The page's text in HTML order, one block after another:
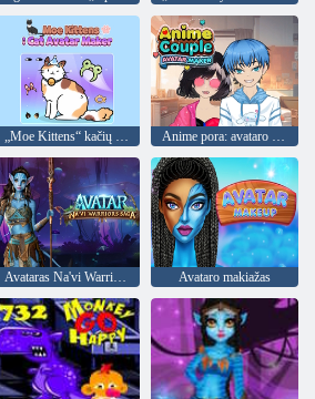
Avataras Na'vi Warriors Saga Avataro makiažas